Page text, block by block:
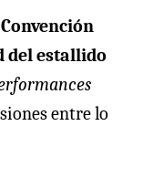
del estallido
entre lo